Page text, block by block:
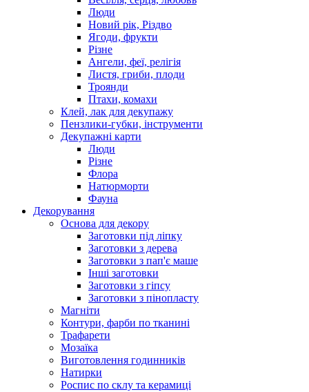
Люди
Новий рік, Різдво
Ягоди, фрукти
Різне
Ангели, феї, релігія
Листя, гриби, плоди
Троянди
Птахи, комахи
Клей, лак для декупажу
Пензлики-губки, інструменти
Декупажні карти
Люди
Різне
Флора
Натюрморти
Фауна
Декорування
Основа для декору
Заготовки під ліпку
Заготовки з дерева
Заготовки з пап'є маше
Інші заготовки
Заготовки з гіпсу
Заготовки з пінопласту
Магніти
Контури, фарби по тканині
Трафарети
Мозаїка
Виготовлення годинників
Натирки
Роспис по склу та керамиці